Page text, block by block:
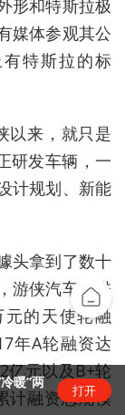
形和特斯拉极
媒体参观其公
特斯拉的标
以来，就只是
研发车辆，一
计规划、新能
头拿到了数十
游侠汽车共进
的天使轮融
年A轮融资达
亿元以及B+轮
计融资总规模
暖”两
打开